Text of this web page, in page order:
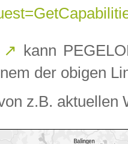
↗ kann
der obigen
z.B. aktuellen